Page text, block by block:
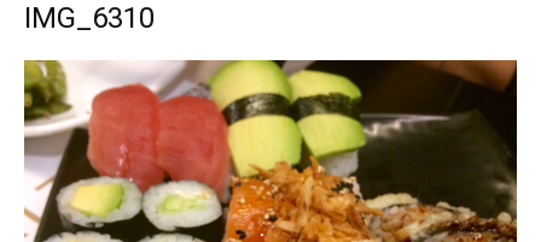
IMG_6310